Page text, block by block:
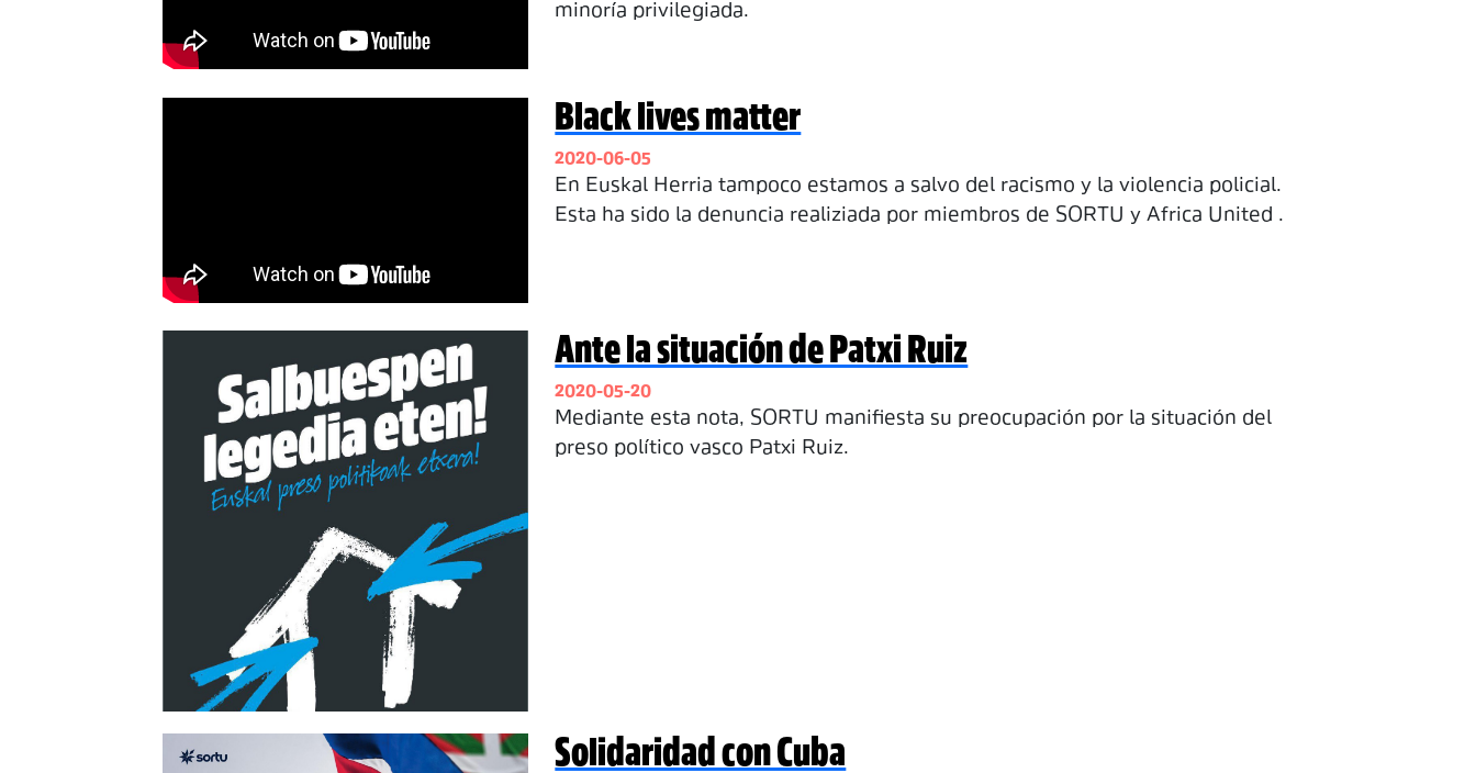
minoría privilegiada.
Black lives matter
2020-06-05
En Euskal Herria tampoco estamos a salvo del racismo y la violencia policial.
Esta ha sido la denuncia realiziada por miembros de SORTU y Africa United .
Ante la situación de Patxi Ruiz
2020-05-20
Mediante esta nota, SORTU manifiesta su preocupación por la situación del
preso político vasco Patxi Ruiz.
Solidaridad con Cuba